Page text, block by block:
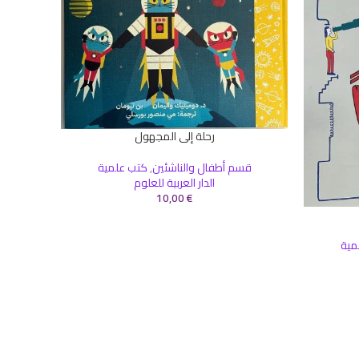
رحلة إلى المجهول
قسم أطفال والناشئين,كتب علمية
الدار العربية للعلوم
10,00€